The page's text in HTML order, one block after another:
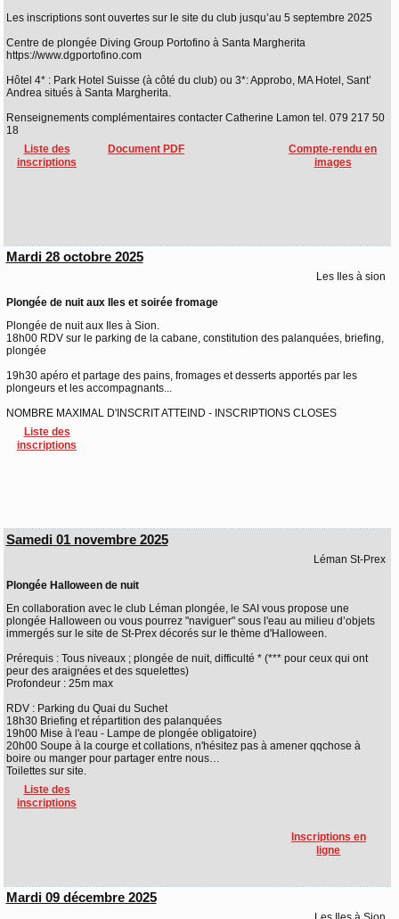
Les inscriptions sont ouvertes sur le site du club jusqu’au 5 septembre 2025
Centre de plongée Diving Group Portofino à Santa Margherita
https://www.dgportofino.com
Hôtel 4* : Park Hotel Suisse (à côté du club) ou 3*: Approbo, MA Hotel, Sant’
Andrea situés à Santa Margherita.
Renseignements complémentaires contacter Catherine Lamon tel. 079 217 50
18
Liste des
inscriptions
Document PDF
Compte-rendu en
images
Mardi 28 octobre 2025
Les Iles à sion
Plongée de nuit aux Iles et soirée fromage
Plongée de nuit aux Iles à Sion.
18h00 RDV sur le parking de la cabane, constitution des palanquées, briefing,
plongée
19h30 apéro et partage des pains, fromages et desserts apportés par les
plongeurs et les accompagnants...
NOMBRE MAXIMAL D'INSCRIT ATTEIND - INSCRIPTIONS CLOSES
Liste des
inscriptions
Samedi 01 novembre 2025
Léman St-Prex
Plongée Halloween de nuit
En collaboration avec le club Léman plongée, le SAI vous propose une
plongée Halloween ou vous pourrez "naviguer" sous l'eau au milieu d’objets
immergés sur le site de St-Prex décorés sur le thème d'Halloween.
Prérequis : Tous niveaux ; plongée de nuit, difficulté * (*** pour ceux qui ont
peur des araignées et des squelettes)
Profondeur : 25m max
RDV : Parking du Quai du Suchet
18h30 Briefing et répartition des palanquées
19h00 Mise à l'eau - Lampe de plongée obligatoire)
20h00 Soupe à la courge et collations, n'hésitez pas à amener qqchose à
boire ou manger pour partager entre nous…
Toilettes sur site.
Liste des
inscriptions
Inscriptions en
ligne
Mardi 09 décembre 2025